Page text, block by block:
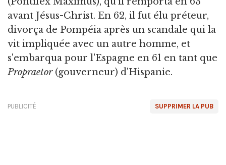
avant Jésus-Christ. En 62, il fut élu préteur,
divorça de Pompéia après un scandale qui la
vit impliquée avec un autre homme, et
s'embarqua pour l'Espagne en 61 en tant que
Propraetor(gouverneur) d'Hispanie.
SUPPRIMER LA PUB
PUBLICITÉ